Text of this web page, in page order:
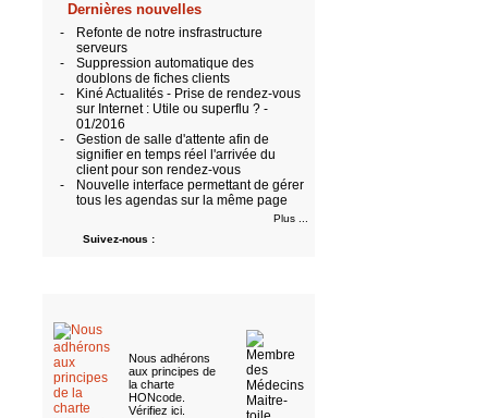
Dernières nouvelles
-
Refonte de notre insfrastructure
serveurs
-
Suppression automatique des
doublons de fiches clients
-
Kiné Actualités - Prise de rendez-vous
sur Internet : Utile ou superflu ? -
01/2016
-
Gestion de salle d'attente afin de
signifier en temps réel l'arrivée du
client pour son rendez-vous
-
Nouvelle interface permettant de gérer
tous les agendas sur la même page
Plus ...
Suivez-nous :
Nous adhérons
aux principes de
la charte
HONcode.
Vérifiez ici.